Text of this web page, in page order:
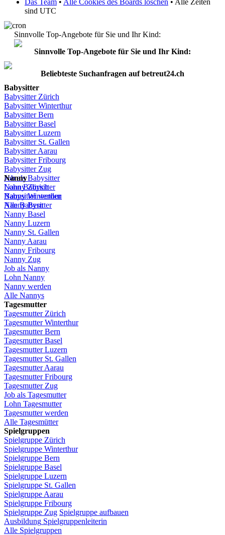
Das Team • Alle Cookies des Boards löschen • Alle Zeiten
sind UTC
Sinnvolle Top-Angebote für Sie und Ihr Kind:
Sinnvolle Top-Angebote für Sie und Ihr Kind:
Beliebteste Suchanfragen aufbetreut24.ch
Babysitter
Babysitter Zürich
Babysitter Winterthur
Babysitter Bern
Babysitter Basel
BabysitterLuzern
Babysitter St. Gallen
BabysitterAarau
BabysitterFribourg
Babysitter Zug
JobalsBabysitter
LohnBabysitter
Babysitterwerden
Alle Babysitter
Nanny
NannyZürich
Nanny Winterthur
Nanny Bern
Nanny Basel
Nanny Luzern
Nanny St. Gallen
Nanny Aarau
Nanny Fribourg
Nanny Zug
Job als Nanny
Lohn Nanny
Nanny werden
Alle Nannys
Tagesmutter
Tagesmutter Zürich
TagesmutterWinterthur
TagesmutterBern
TagesmutterBasel
Tagesmutter Luzern
TagesmutterSt. Gallen
Tagesmutter Aarau
Tagesmutter Fribourg
Tagesmutter Zug
Job als Tagesmutter
Lohn Tagesmutter
Tagesmutter werden
Alle Tagesmütter
Spielgruppen
Spielgruppe Zürich
Spielgruppe Winterthur
Spielgruppe Bern
Spielgruppe Basel
Spielgruppe Luzern
Spielgruppe St. Gallen
Spielgruppe Aarau
Spielgruppe Fribourg
Spielgruppe Zug Spielgruppe aufbauen
Ausbildung Spielgruppenleiterin
Alle Spielgruppen